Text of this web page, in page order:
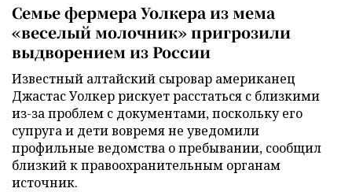
Семье фермера Уолкера из мема
«веселый молочник» пригрозили
выдворением из России
Известный алтайский сыровар американец
Джастас Уолкер рискует расстаться с близкими
из-за проблем с документами, поскольку его
супруга и дети вовремя не уведомили
профильные ведомства о пребывании, сообщил
близкий к правоохранительным органам
источник.